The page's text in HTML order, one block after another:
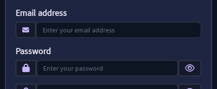
Email address
Password